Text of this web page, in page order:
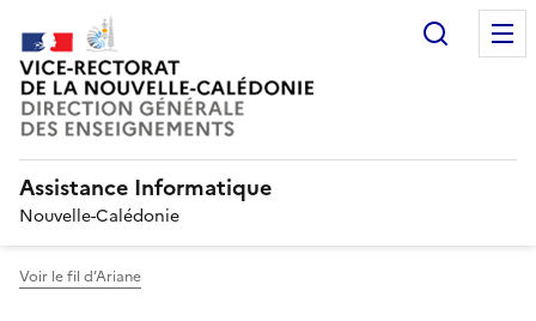
Assistance Informatique
Nouvelle-Calédonie
Voir le fil d’Ariane